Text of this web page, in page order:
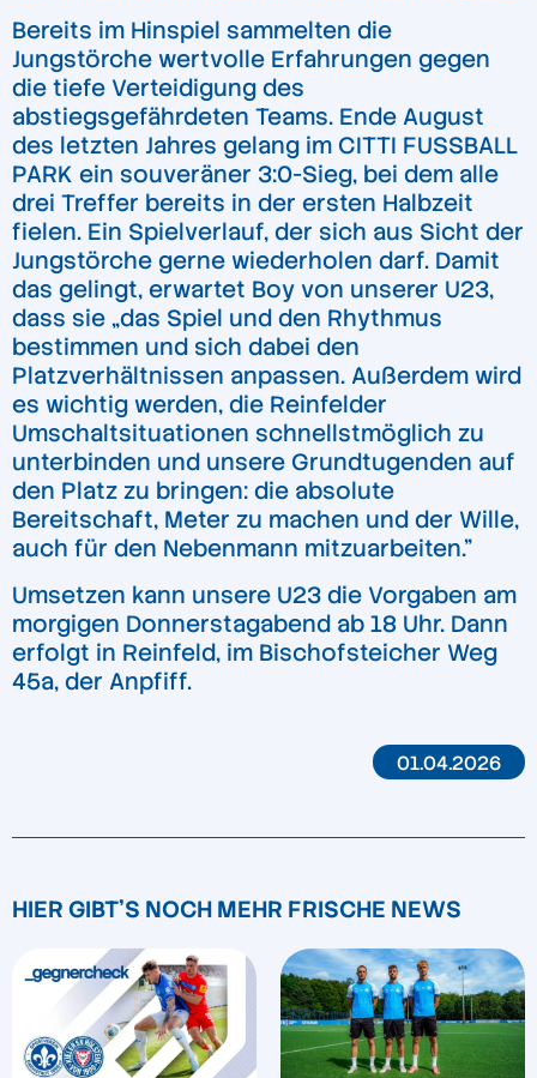
Bereits im Hinspiel sammelten die
Jungstörche wertvolle Erfahrungen gegen
die tiefe Verteidigung des
abstiegsgefährdeten Teams. Ende August
des letzten Jahres gelang im CITTI FUSSBALL
PARK ein souveräner 3:0-Sieg, bei dem alle
drei Treffer bereits in der ersten Halbzeit
fielen. Ein Spielverlauf, der sich aus Sicht der
Jungstörche gerne wiederholen darf. Damit
das gelingt, erwartet Boy von unserer U23,
dass sie „das Spiel und den Rhythmus
bestimmen und sich dabei den
Platzverhältnissen anpassen. Außerdem wird
es wichtig werden, die Reinfelder
Umschaltsituationen schnellstmöglich zu
unterbinden und unsere Grundtugenden auf
den Platz zu bringen: die absolute
Bereitschaft, Meter zu machen und der Wille,
auch für den Nebenmann mitzuarbeiten.”
Umsetzen kann unsere U23 die Vorgaben am
morgigen Donnerstagabend ab 18 Uhr. Dann
erfolgt in Reinfeld, im Bischofsteicher Weg
45a, der Anpfiff.
01.04.2026
HIER GIBT'S NOCH MEHR FRISCHE NEWS